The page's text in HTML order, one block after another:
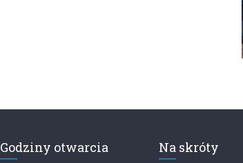
Godziny otwarcia Na skróty